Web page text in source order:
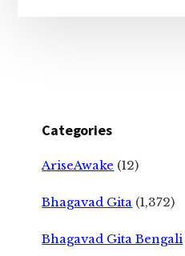
Categories
AriseAwake (12)
Bhagavad Gita (1,372)
Bhagavad Gita Bengali